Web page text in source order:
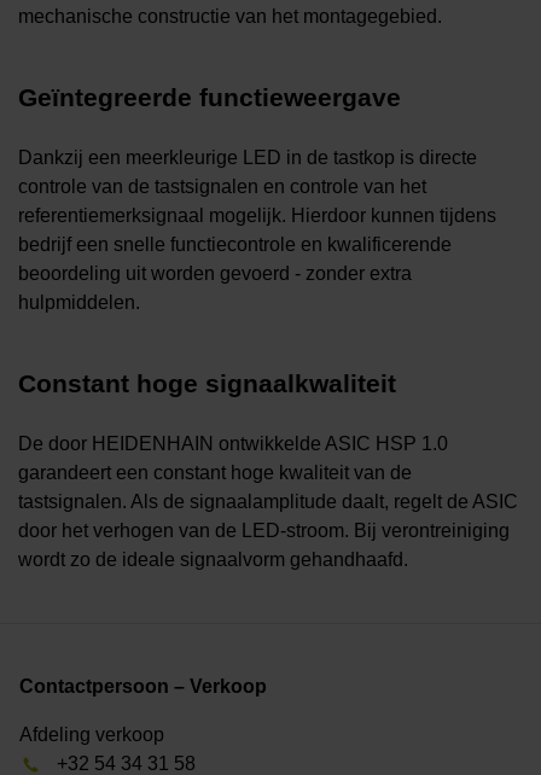
mechanische constructie van het montagegebied.
Geïntegreerde functieweergave
Dankzij een meerkleurige LED in de tastkop is directe
controle van de tastsignalen en controle van het
referentiemerksignaal mogelijk. Hierdoor kunnen tijdens
bedrijf een snelle functiecontrole en kwalificerende
beoordeling uit worden gevoerd - zonder extra
hulpmiddelen.
Constant hoge signaalkwaliteit
De door HEIDENHAIN ontwikkelde ASIC HSP 1.0
garandeert een constant hoge kwaliteit van de
tastsignalen. Als de signaalamplitude daalt, regelt de ASIC
door het verhogen van de LED-stroom. Bij verontreiniging
wordt zo de ideale signaalvorm gehandhaafd.
Contactpersoon – Verkoop
Afdeling verkoop
+32 54 34 31 58